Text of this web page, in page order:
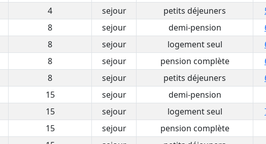
4 sejour petits déjeuners
8 sejour demi-pension
8 sejour logement seul
8 sejour pension complète
8 sejour petits déjeuners
15 sejour
demi-pension
15 sejour logement seul
15 sejour
pension complète